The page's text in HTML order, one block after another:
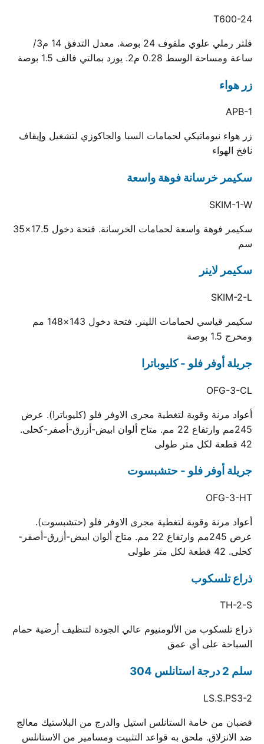
T600-24
فلتر رملي علوي ملفوف 24 بوصة. معدل التدفق 14 م3/
ساعة ومساحة الوسط 0.28 م2. يورد بمالتي فالف 1.5 بوصة
زر هواء
APB-1
زر هواء نيوماتيكي لحمامات السبا والجاكوزي لتشغيل وإيقاف
نافخ الهواء
سكيمر خرسانة فوهة واسعة
SKIM-1-W
سكيمر فوهة واسعة لحمامات الخرسانة. فتحة دخول 17.5×35
سم
سكيمر لاينر
SKIM-2-L
سكيمر قياسي لحمامات اللينر. فتحة دخول 143×148 مم
ومخرج 1.5 بوصة
جريلة أوفر فلو - كليوباترا
OFG-3-CL
أعواد مرنة وقوية لتغطية مجرى الاوفر فلو (كليوباترا). عرض
245مم وارتفاع 22 مم. متاح ألوان ابيض-أزرق-أصفر-كحلى.
42 قطعة لكل متر طولى
جريلة أوفر فلو - حتشبسوت
OFG-3-HT
أعواد مرنة وقوية لتغطية مجرى الاوفر فلو (حتشبسوت).
عرض 245مم وارتفاع 22 مم. متاح ألوان ابيض-أزرق-أصفر-
كحلى. 42 قطعة لكل متر طولى
ذراع تلسكوب
TH-2-S
ذراع تلسكوب من الألومنيوم عالي الجودة لتنظيف أرضية حمام
السباحة على أي عمق
سلم 2 درجة استانلس 304
LS.S.PS3-2
قضبان من خامة الستانلس استيل والدرج من البلاستيك معالج
ضد الانزلاق. ملحق به قواعد التثبيت ومسامير من الاستانلس